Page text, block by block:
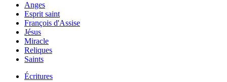
Anges
Esprit saint
François d'Assise
Jésus
Miracle
Reliques
Saints
Écritures